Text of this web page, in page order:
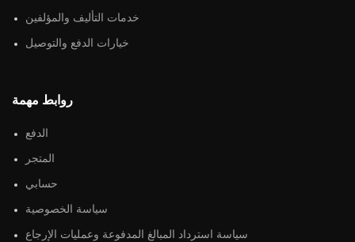
خدمات التأليف والمؤلفين
خيارات الدفع والتوصيل
روابط مهمة
الدفع
المتجر
حسابي
سياسة الخصوصية
سياسة استرداد المبالغ المدفوعة وعمليات الإرجاع